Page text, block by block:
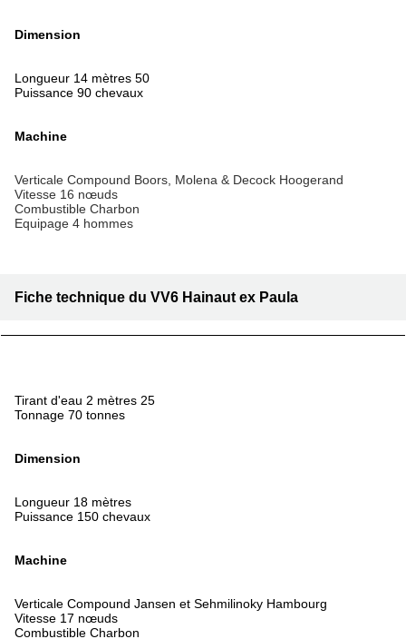
Dimension
Longueur 14 mètres 50
Puissance 90 chevaux
Machine
Verticale Compound Boors, Molena & Decock Hoogerand
Vitesse 16 nœuds
Combustible Charbon
Equipage 4 hommes
Fiche technique du VV6 Hainaut ex Paula
Tirant d'eau 2 mètres 25
Tonnage 70 tonnes
Dimension
Longueur 18 mètres
Puissance 150 chevaux
Machine
Verticale Compound Jansen et Sehmilinoky Hambourg
Vitesse 17 nœuds
Combustible Charbon